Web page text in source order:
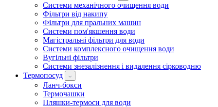
Системи механічного очищення води
Фільтри від накипу
Фільтри для пральних машин
Системи пом'якшення води
Магістральні фільтри для води
Системи комплексного очищення води
Вугільні фільтри
Системи знезалізнення і видалення сірководню
Термопосуд
Ланч-бокси
Термочашки
Пляшки-термоси для води